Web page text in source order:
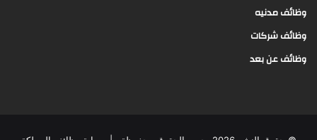
وظائف مدنيه
وظائف شركات
وظائف عن بعد